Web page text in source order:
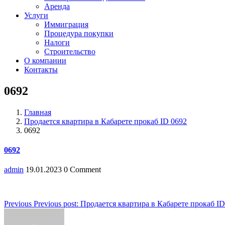
Аренда
Услуги
Иммиграция
Процедура покупки
Налоги
Строительство
О компании
Контакты
0692
Главная
Продается квартира в Кабарете прокаб ID 0692
0692
0692
admin 19.01.2023 0 Comment
Навигация
Previous Previous post: Продается квартира в Кабарете прокаб